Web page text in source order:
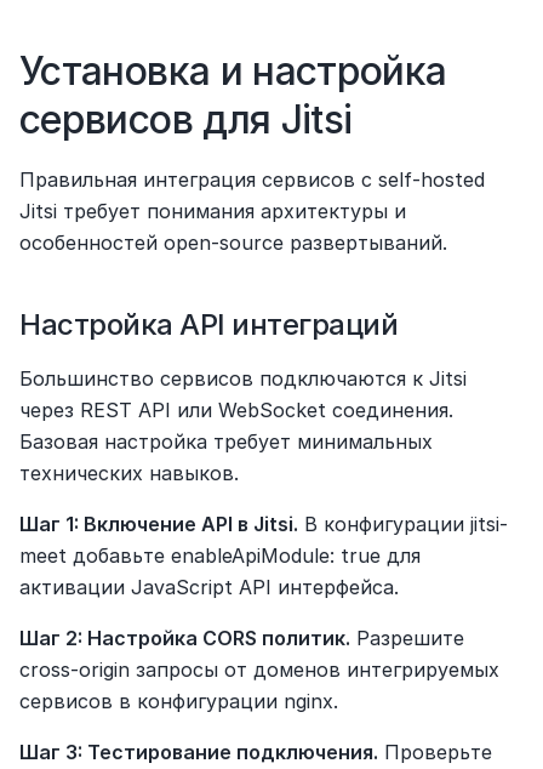
Установка и настройка
сервисов для Jitsi
Правильная интеграция сервисов с self-hosted
Jitsi требует понимания архитектуры и
особенностей open-source развертываний.
Настройка API интеграций
Большинство сервисов подключаются к Jitsi
через REST API или WebSocket соединения.
Базовая настройка требует минимальных
технических навыков.
Шаг 1: Включение API в Jitsi. В конфигурации jitsi-
meet добавьте enableApiModule: true для
активации JavaScript API интерфейса.
Шаг 2: Настройка CORS политик. Разрешите
cross-origin запросы от доменов интегрируемых
сервисов в конфигурации nginx.
Шаг 3: Тестирование подключения. Проверьте